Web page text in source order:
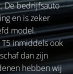
De bedrijfsauto
en is zeker
model.
T5 inmiddels ook
dan zijn
hebben wij